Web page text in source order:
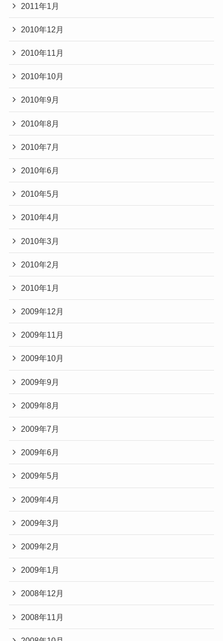
2011年1月
2010年12月
2010年11月
2010年10月
2010年9月
2010年8月
2010年7月
2010年6月
2010年5月
2010年4月
2010年3月
2010年2月
2010年1月
2009年12月
2009年11月
2009年10月
2009年9月
2009年8月
2009年7月
2009年6月
2009年5月
2009年4月
2009年3月
2009年2月
2009年1月
2008年12月
2008年11月